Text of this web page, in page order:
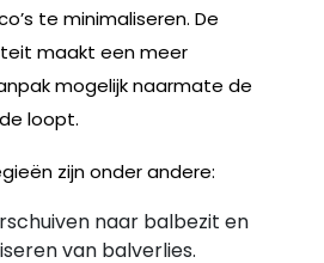
te minimaliseren. De
maakt een meer
mogelijk naarmate de
loopt.
zijn onder andere:
naar balbezit en
van balverlies.